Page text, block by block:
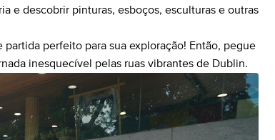
e descobrir pinturas, esboços, esculturas e outras
perfeito para sua exploração! Então, pegue
inesquecível pelas ruas vibrantes de Dublin.